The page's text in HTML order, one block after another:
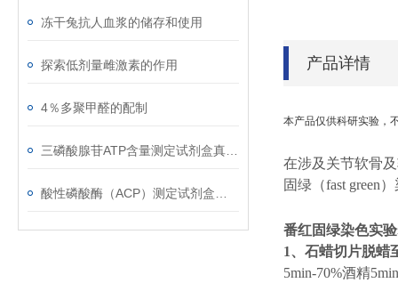
冻干兔抗人血浆的储存和使用
探索低剂量雌激素的作用
4％多聚甲醛的配制
产品详情
本产品仅供科研实验，
在涉及关节软骨
固绿（fast green
番红固绿染色实
1、石蜡切片脱蜡
5min-70%酒精